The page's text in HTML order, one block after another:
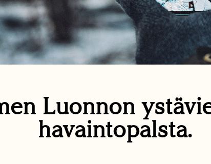
Luonnon
havaintopalsta.